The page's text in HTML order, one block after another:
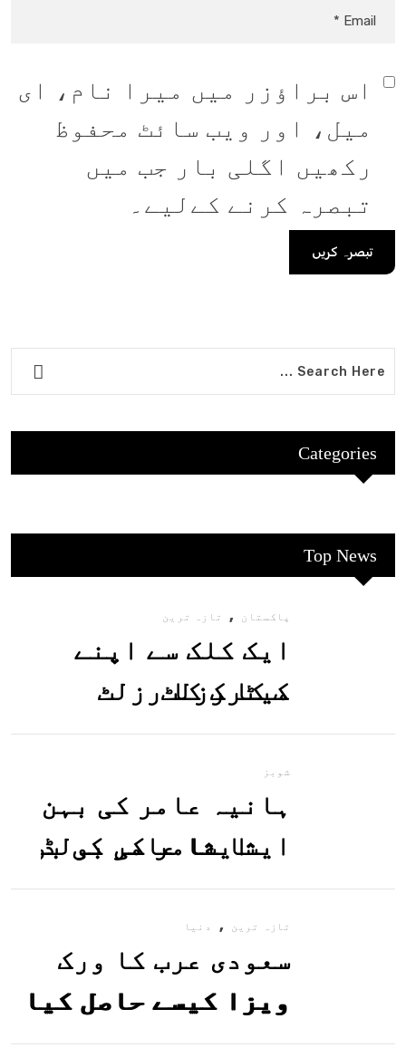
Categories
Top News
پاکستان , تازہ ترین
ایک کلک سے اپنے
میٹرک کا رزلٹ
معلوم کریں
شوبز
ہانیہ عامر کی بہن
ایشا عامر کی بولڈ
تصاویر وائرل ہو
گئیں
تازہ ترین , دنیا
سعودی عرب کا ورک
ویزا کیسے حاصل کیا
جاسکتا ہے؟جانیے
اس براؤزر میں میرا نام، ای
میل، اور ویب سائٹ محفوظ
رکھیں اگلی بار جب میں
تبصرہ کرنے کےلیے۔